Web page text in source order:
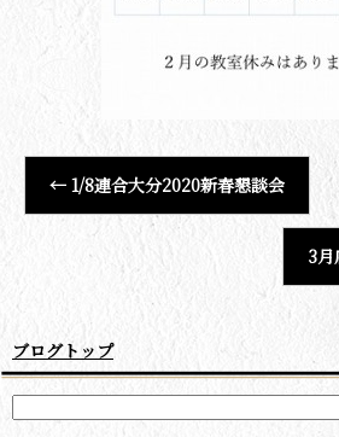
← 1/8連合大分2020新春懇談会
3
ブログトップ